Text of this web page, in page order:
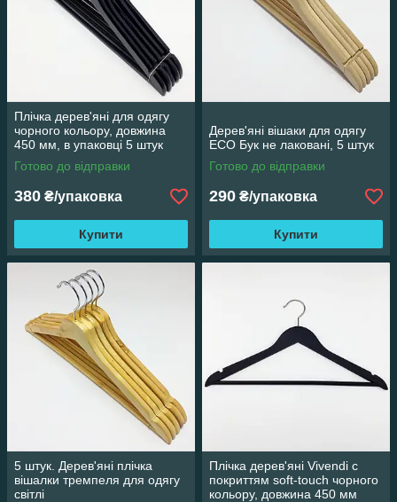
Плічка дерев'яні для одягу
чорного кольору, довжина
450 мм, в упаковці 5 штук
Готово до відправки
380 ₴/упаковка
Купити
Дерев'яні вішаки для одягу
ECO Бук не лаковані, 5 штук
Готово до відправки
290 ₴/упаковка
Купити
5 штук. Дерев'яні плічка
вішалки тремпеля для одягу
світлі
Плічка дерев'яні Vivendi c
покриттям soft-touch чорного
кольору, довжина 450 мм